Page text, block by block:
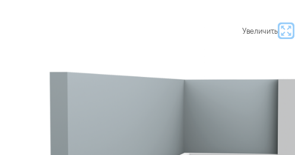
Увеличить